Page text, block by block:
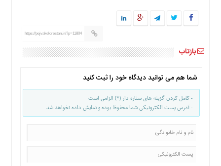
https://pejvakelorestan.ir/?p=11804
بازتاب
شما هم می توانید دیدگاه خود را ثبت کنید
- کامل کردن گزینه های ستاره دار (*) الزامی است
- آدرس پست الکترونیکی شما محفوظ بوده و نمایش داده نخواهد شد